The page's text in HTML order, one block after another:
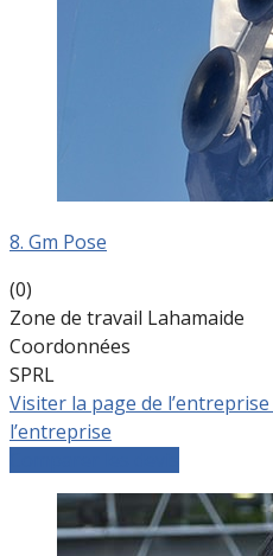
8. Gm Pose
(0)
Zone de travail Lahamaide
Coordonnées
SPRL
Visiter la page de l’entreprise
l’entreprise